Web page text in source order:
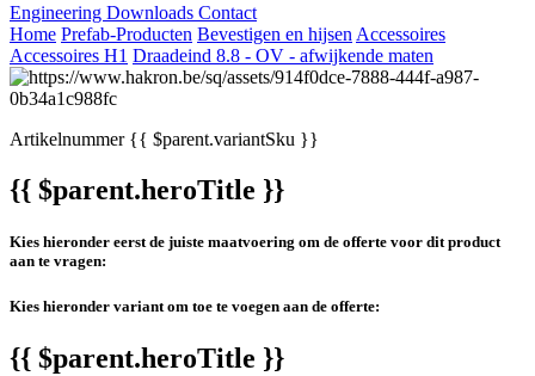
Engineering Downloads Contact
Home Prefab-Producten Bevestigen en hijsen Accessoires
Accessoires H1 Draadeind 8.8 - OV - afwijkende maten
Artikelnummer{{ $parent.variantSku }}
{{ $parent.heroTitle }}
Kies hieronder eerst de juiste maatvoering om de offerte voor dit product
aan te vragen:
Kies hieronder variant om toe te voegen aan de offerte:
{{ $parent.heroTitle }}